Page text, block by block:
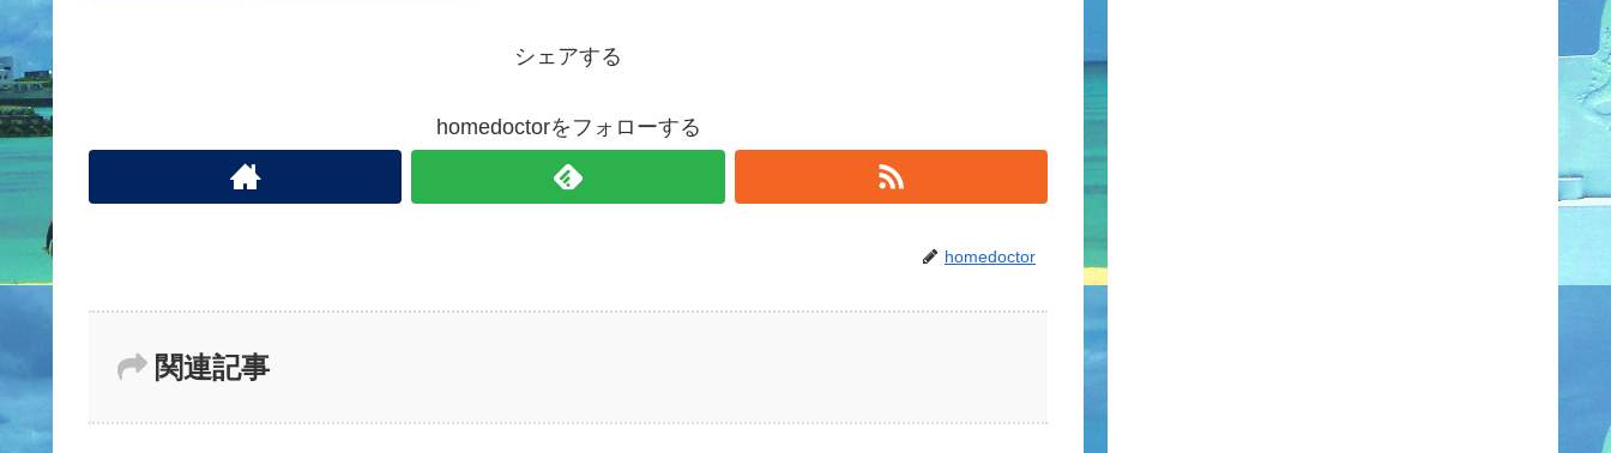
シェアする
homedoctorをフォローする
homedoctor
関連記事